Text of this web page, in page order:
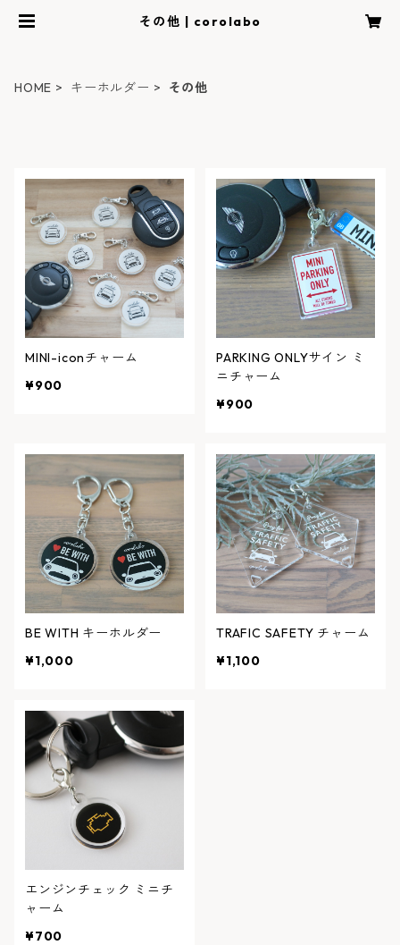
その他 | corolabo
HOME キーホルダー その他
MINI-iconチャーム
¥900
PARKING ONLYサイン ミ
ニチャーム
¥900
BE WITH キーホルダー
¥1,000
TRAFIC SAFETY チャーム
¥1,100
エンジンチェック ミニチ
ャーム
¥700